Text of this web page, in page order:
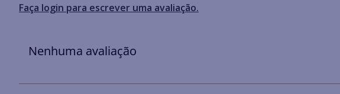
Faça login para escrever uma avaliação.
Nenhuma avaliação